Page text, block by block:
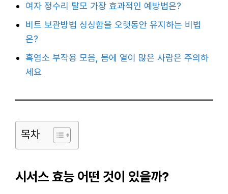
여자 정수리 탈모 가장 효과적인 예방법은?
비트 보관방법 싱싱함을 오랫동안 유지하는 비법
은?
흑염소 부작용 모음, 몸에 열이 많은 사람은 주의하
세요
목차
시서스 효능 어떤 것이 있을까?